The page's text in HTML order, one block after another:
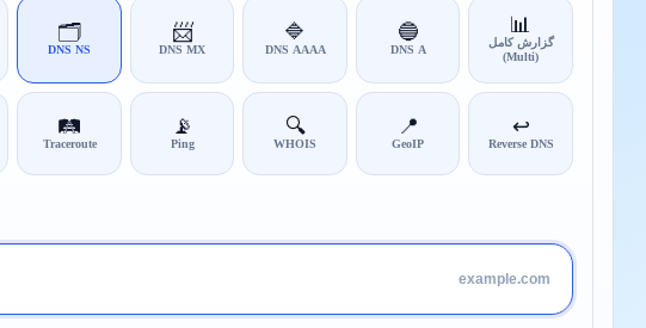
📊
گزارش کامل
(Multi)
🔵
DNS A
🔷
DNS AAAA
📨
DNS MX
🗂️
DNS NS
↩️
Reverse DNS
📍
GeoIP
🔍
WHOIS
📡
Ping
🛤️
Traceroute